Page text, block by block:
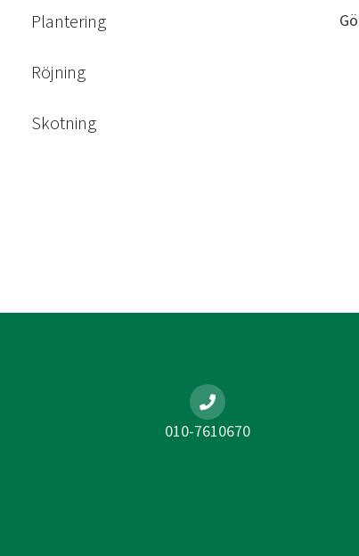
Plantering
Röjning
Skotning
010-7610670